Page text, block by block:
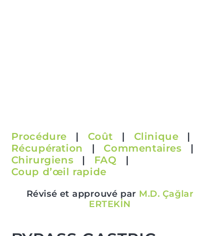
Procédure | Coût | Clinique
|
Récupération
| Commentaires
|
Chirurgiens
| FAQ
|
Coup d’œil rapide
Révisé et approuvé par M.D. Çağlar
ERTEKİN